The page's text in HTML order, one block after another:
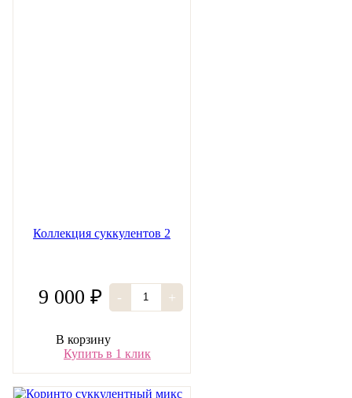
Коллекция суккулентов 2
9 000 ₽ - +
В корзину
Купить в 1 клик